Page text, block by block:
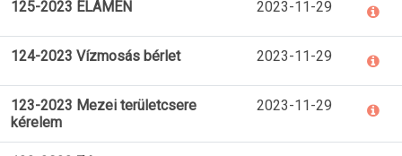
125-2023 ELAMEN 2023-11-29
124-2023 Vízmosás bérlet 2023-11-29
123-2023 Mezei területcsere
kérelem
2023-11-29